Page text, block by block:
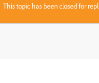
This topic has been closed for